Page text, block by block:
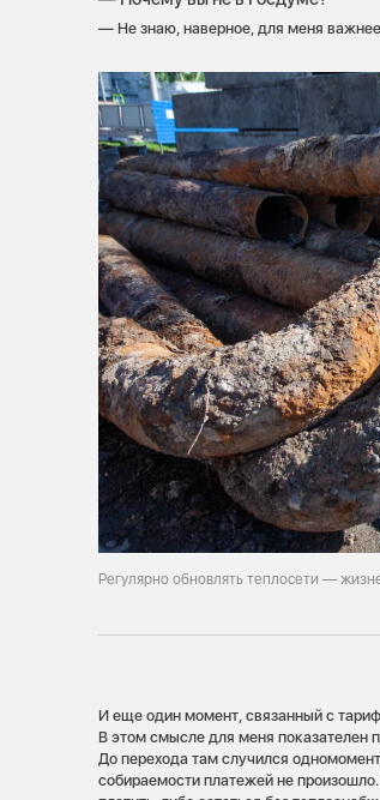
— Не знаю, наверное, для меня
Регулярно обновлять теплосети —
И еще один момент, связанный с
В этом смысле для меня показателен
До перехода там случился
собираемости платежей не